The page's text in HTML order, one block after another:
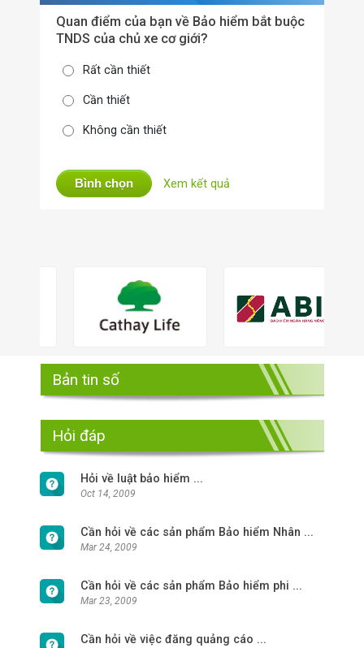
Quan điểm của bạn về Bảo hiểm bắt buộc
TNDS của chủ xe cơ giới?
Rất cần thiết
Cần thiết
Không cần thiết
Bình chọn Xem kết quả
Bản tin số
Hỏi đáp
Hỏi về luật bảo hiểm ...
Oct 14, 2009
Cần hỏi về các sản phẩm Bảo hiểm Nhân ...
Mar 24, 2009
Cần hỏi về các sản phẩm Bảo hiểm phi ...
Mar 23, 2009
Cần hỏi về việc đăng quảng cáo ...